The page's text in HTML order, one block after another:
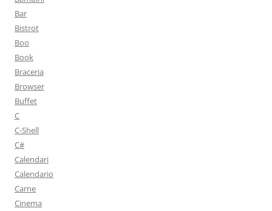
Bar
Bistrot
Boo
Book
Braceria
Browser
Buffet
C
C-Shell
C#
Calendari
Calendario
Carne
Cinema